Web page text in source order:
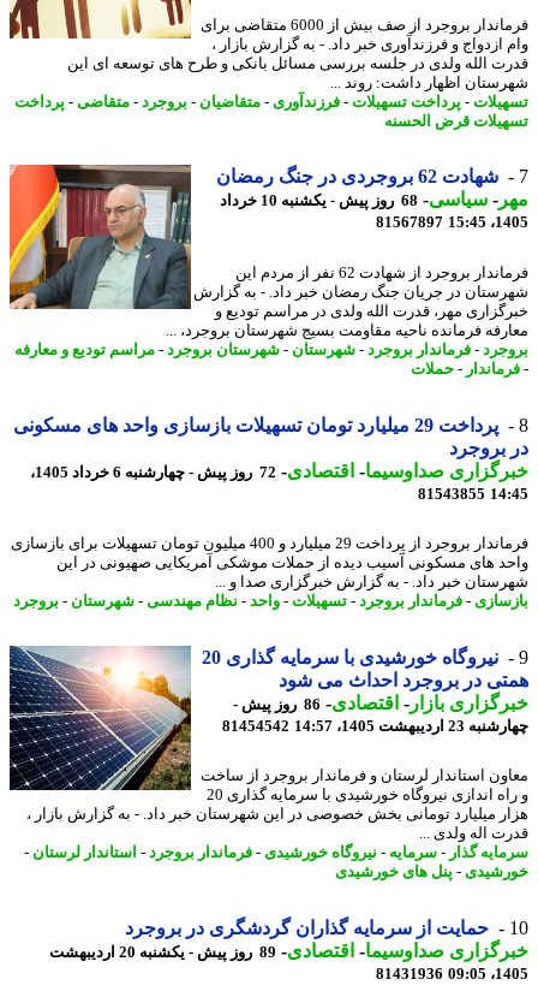
فرماندار بروجرد از صف بیش از 6000 متقاضی برای
ازدواج و فرزندآوری خبر داد. - به گزارش بازار ،
الله ولدی در جلسه بررسی مسائل بانکی و طرح های توسعه ای این
اظهار داشت: روند ...
-پرداخت تسهیلات-فرزندآوری - متقاضیان-بروجرد-متقاضی-پرداخت
قرض الحسنه
شهادت 62 بروجردی در جنگ رمضان
-سیاسی-
68 روز پیش - یکشنبه 10 خرداد
81567897
فرماندار بروجرد از شهادت 62 نفر از مردم این
در جریان جنگ رمضان خبر داد. - به گزارش
مهر، قدرت الله ولدی در مراسم تودیع و
فرمانده ناحیه مقاومت بسیج شهرستان بروجرد، ...
-فرماندار بروجرد-شهرستان-شهرستان بروجرد-مراسم تودیع و معارفه
-حملات
پرداخت 29 میلیارد تومان تسهیلات بازسازی واحد های مسکونی
بروجرد
صداوسیما-اقتصادی-
72 روز پیش - چهارشنبه 6 خرداد 1405،
81543855
فرماندار بروجرد از پرداخت 29 میلیارد و 400 میلیون تومان تسهیلات برای بازسازی
های مسکونی آسیب دیده از حملات موشکی آمریکایی صهیونی در این
خبر داد. - به گزارش خبرگزاری صدا و ...
- فرماندار بروجرد-تسهیلات-واحد-نظام مهندسی-شهرستان-بروجرد
نیروگاه خورشیدی با سرمایه گذاری 20
در بروجرد احداث می شود
بازار- اقتصادی-
86 روز پیش -
اردیبهشت 1405، 14:57
81454542
استاندار لرستان و فرماندار بروجرد از ساخت
و راه اندازی نیروگاه خورشیدی با سرمایه گذاری 20
میلیارد تومانی بخش خصوصی در این شهرستان خبر داد. - به گزارش بازار ،
اله ولدی ...
گذار -سرمایه -نیروگاه خورشیدی-فرماندار بروجرد-استاندار لرستان-
-پنل های خورشیدی
حمایت از سرمایه گذاران گردشگری در بروجرد
صداوسیما-اقتصادی-
89 روز پیش - یکشنبه 20 اردیبهشت
81431936